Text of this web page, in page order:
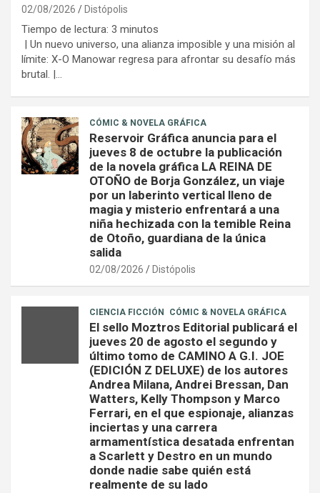
02/08/2026 Distópolis
Tiempo de lectura: 3 minutos
| Un nuevo universo, una alianza imposible y una misión al
límite: X-O Manowar regresa para afrontar su desafío más
brutal. |…
CÓMIC & NOVELA GRÁFICA
Reservoir Gráfica anuncia para el
jueves 8 de octubre la publicación
de la novela gráfica LA REINA DE
OTOÑO de Borja González, un viaje
por un laberinto vertical lleno de
magia y misterio enfrentará a una
niña hechizada con la temible Reina
de Otoño, guardiana de la única
salida
02/08/2026 Distópolis
CIENCIA FICCIÓN CÓMIC & NOVELA GRÁFICA
El sello Moztros Editorial publicará el
jueves 20 de agosto el segundo y
último tomo de CAMINO A G.I. JOE
(EDICIÓN Z DELUXE) de los autores
Andrea Milana, Andrei Bressan, Dan
Watters, Kelly Thompson y Marco
Ferrari, en el que espionaje, alianzas
inciertas y una carrera
armamentística desatada enfrentan
a Scarlett y Destro en un mundo
donde nadie sabe quién está
realmente de su lado